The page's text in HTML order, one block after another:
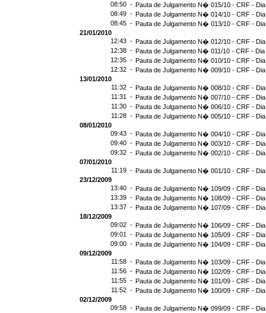
08:50 - Pauta de Julgamento N� 015/10 - CRF -
08:49 - Pauta de Julgamento N� 014/10 - CRF -
08:45 - Pauta de Julgamento N� 013/10 - CRF -
21/01/2010
12:43 - Pauta de Julgamento N� 012/10 - CRF -
12:38 - Pauta de Julgamento N� 011/10 - CRF - Dia
12:35 - Pauta de Julgamento N� 010/10 - CRF -
12:32 - Pauta de Julgamento N� 009/10 - CRF -
13/01/2010
11:32 - Pauta de Julgamento N� 008/10 - CRF -
11:31 - Pauta de Julgamento N� 007/10 - CRF -
11:30 - Pauta de Julgamento N� 006/10 - CRF -
11:28 - Pauta de Julgamento N� 005/10 - CRF -
08/01/2010
09:43 - Pauta de Julgamento N� 004/10 - CRF -
09:40 - Pauta de Julgamento N� 003/10 - CRF -
09:32 - Pauta de Julgamento N� 002/10 - CRF -
07/01/2010
11:19 - Pauta de Julgamento N� 001/10 - CRF - Dia
23/12/2009
13:40 - Pauta de Julgamento N� 109/09 - CRF -
13:39 - Pauta de Julgamento N� 108/09 - CRF -
13:37 - Pauta de Julgamento N� 107/09 - CRF -
18/12/2009
09:02 - Pauta de Julgamento N� 106/09 - CRF -
09:01 - Pauta de Julgamento N� 105/09 - CRF -
09:00 - Pauta de Julgamento N� 104/09 - CRF -
09/12/2009
11:58 - Pauta de Julgamento N� 103/09 - CRF -
11:56 - Pauta de Julgamento N� 102/09 - CRF -
11:55 - Pauta de Julgamento N� 101/09 - CRF -
11:52 - Pauta de Julgamento N� 100/09 - CRF -
02/12/2009
09:58 - Pauta de Julgamento N� 099/09 - CRF - Dia